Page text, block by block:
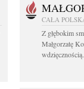
CAŁA
Z głębokim
Małgorzatę